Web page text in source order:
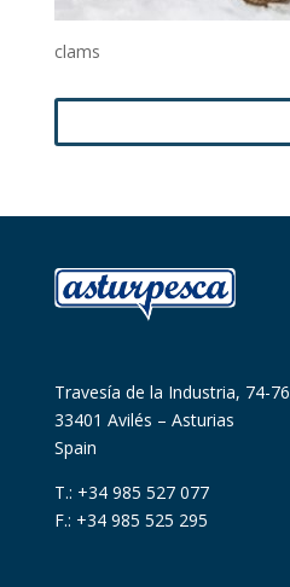
clams
Travesía de la Industria, 74-76
33401 Avilés – Asturias
Spain
T.: +34 985 527 077
F.: +34 985 525 295